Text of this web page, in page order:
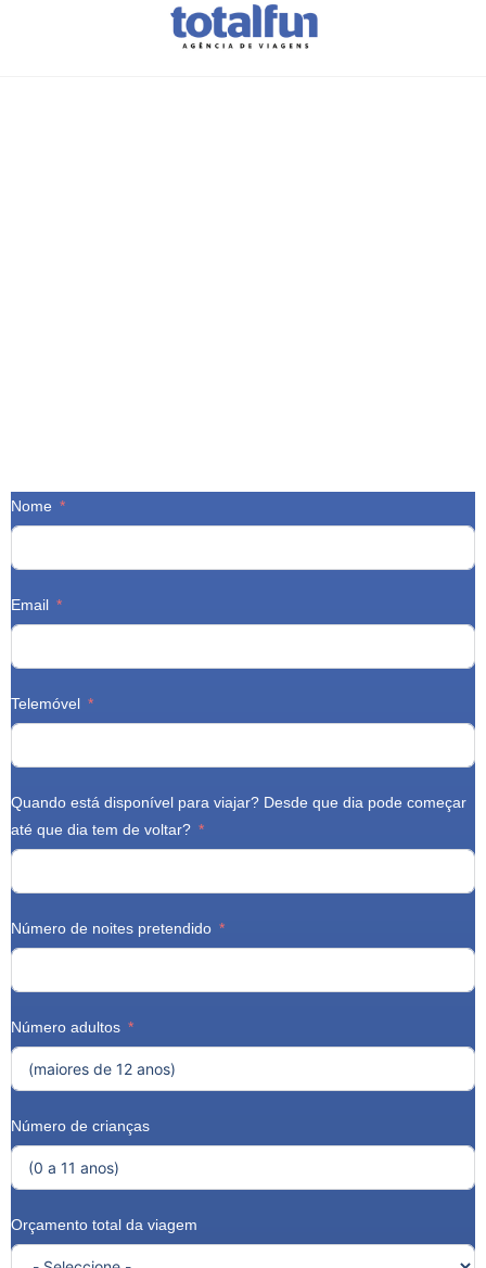
Nome
Email
Telemóvel
Quando está disponível para viajar? Desde que dia pode começar
até que dia tem de voltar?
Número de noites pretendido
Número adultos
Número de crianças
Orçamento total da viagem